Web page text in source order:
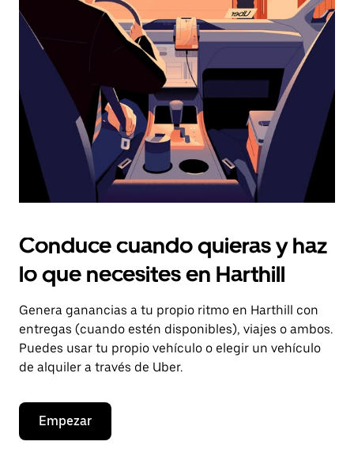
el
botón
escape
el
calendario.
Conduce cuando quieras y haz
lo que necesites en Harthill
Genera ganancias a tu propio ritmo en Harthill con
entregas (cuando estén disponibles), viajes o ambos.
Puedes usar tu propio vehículo o elegir un vehículo
de alquiler a través de Uber.
Empezar